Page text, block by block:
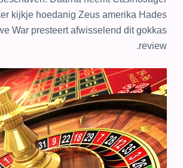
kijkje hoedanig Zeus amerika Hades
War presteert afwisselend dit gokkas
review.